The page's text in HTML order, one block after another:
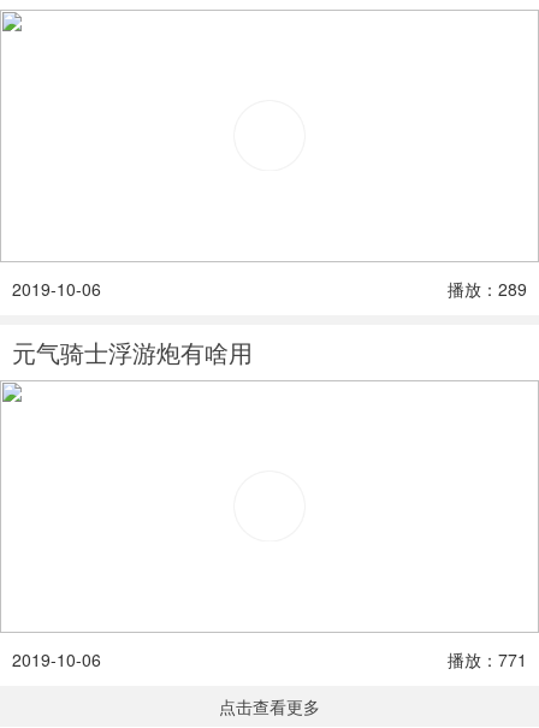
2019-10-06 播放：289
元气骑士浮游炮有啥用
2019-10-06
播放：771
点击查看更多